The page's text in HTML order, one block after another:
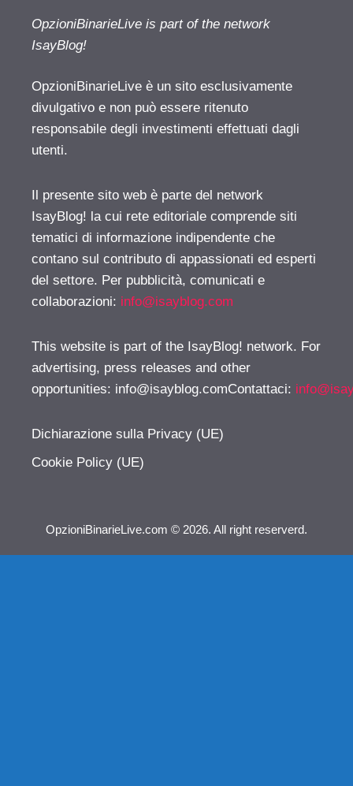
OpzioniBinarieLive is part of the network
IsayBlog!
OpzioniBinarieLive è un sito esclusivamente
divulgativo e non può essere ritenuto
responsabile degli investimenti effettuati dagli
utenti.
Il presente sito web è parte del network
IsayBlog! la cui rete editoriale comprende siti
tematici di informazione indipendente che
contano sul contributo di appassionati ed esperti
del settore. Per pubblicità, comunicati e
collaborazioni: info@isayblog.com
This website is part of the IsayBlog! network. For
advertising, press releases and other
opportunities: info@isayblog.comContattaci:
Dichiarazione sulla Privacy (UE)
Cookie Policy (UE)
OpzioniBinarieLive.com © 2026. All right reserverd.